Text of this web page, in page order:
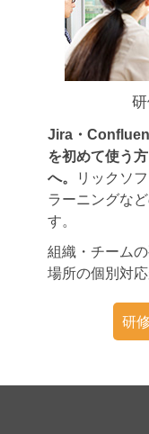
Jira・
を初めて使う
へ。
リックソ
ラーニングな
す。
組織・チーム
場所の個別対応
研